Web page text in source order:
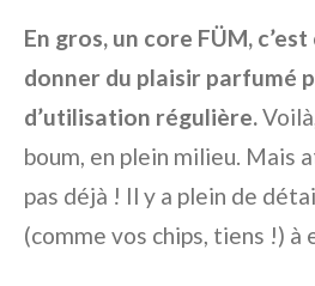
En gros, un core FÜM,
donner du plaisir parfumé
d’utilisation régulière.
boum, en plein milieu. Mais
pas déjà ! Il y a plein de
(comme vos chips, tiens !) à